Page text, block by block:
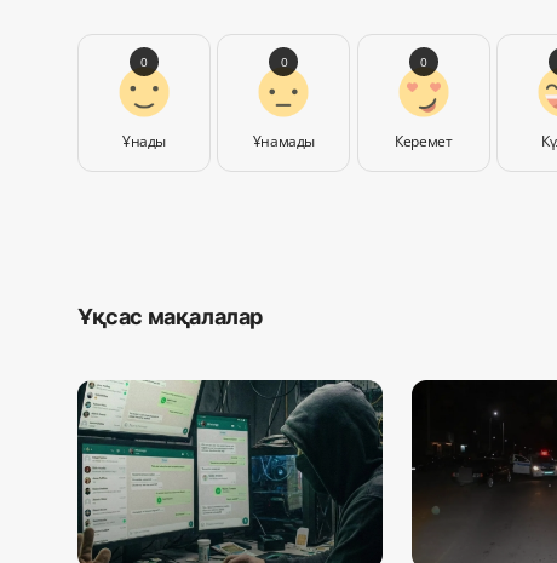
Ұнады
0
Ұнамады
0
Керемет
0
Ұқсас мақалалар